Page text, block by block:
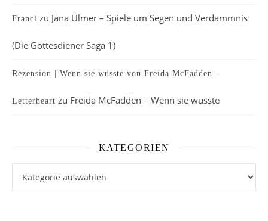
Franci zu Jana Ulmer – Spiele um Segen und Verdammnis
(Die Gottesdiener Saga 1)
Rezension | Wenn sie wüsste von Freida McFadden –
Letterheart zu Freida McFadden – Wenn sie wüsste
KATEGORIEN